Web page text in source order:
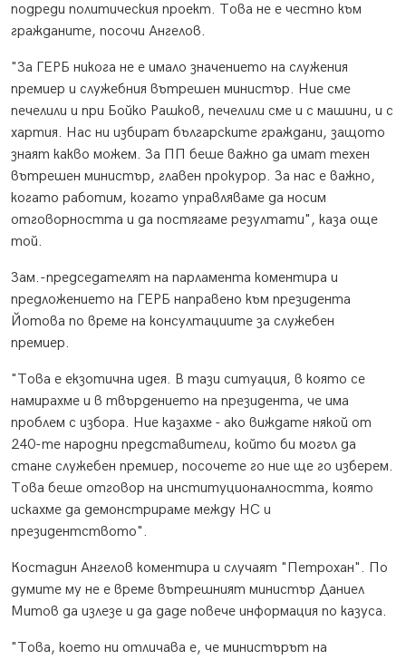
подреди политическия проект. Това не е честно към
гражданите, посочи Ангелов.
"За ГЕРБ никога не е имало значението на служения
премиер и служебния вътрешен министър. Ние сме
печелили и при Бойко Рашков, печелили сме и с машини, и с
хартия. Нас ни избират българските граждани, защото
знаят какво можем. За ПП беше важно да имат техен
вътрешен министър, главен прокурор. За нас е важно,
когато работим, когато управляваме да носим
отговорността и да постягаме резултати", каза още
той.
Зам.-председателят на парламента коментира и
предложението на ГЕРБ направено към президента
Йотова по време на консултациите за служебен
премиер.
"Това е екзотична идея. В тази ситуация, в която се
намирахме и в твърдението на президента, че има
проблем с избора. Ние казахме - ако виждате някой от
240-те народни представители, който би могъл да
стане служебен премиер, посочете го ние ще го изберем.
Това беше отговор на институционалността, която
искахме да демонстрираме между НС и
президентството".
Костадин Ангелов коментира и случаят "Петрохан". По
думите му не е време вътрешният министър Даниел
Митов да излезе и да даде повече информация по казуса.
"Това, което ни отличава е, че министърът на